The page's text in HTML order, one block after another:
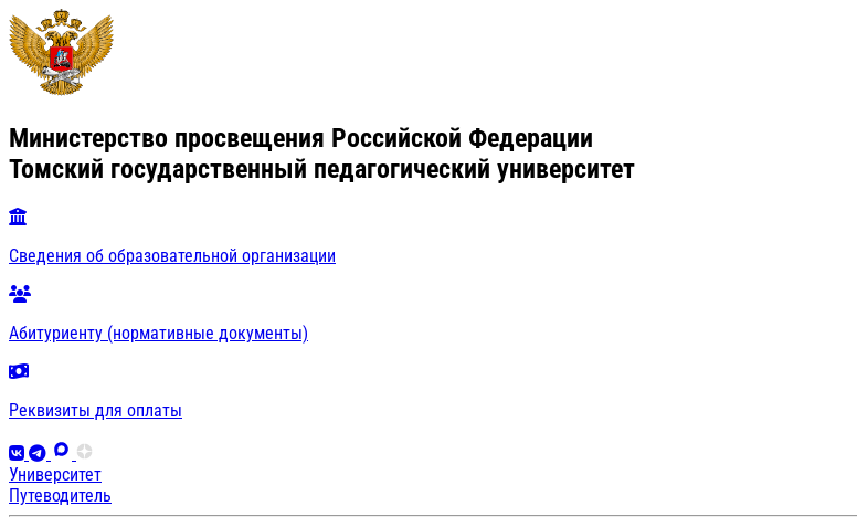
Министерство просвещения Российской Федерации
Томский государственный педагогический университет
Сведения об образовательной организации
Абитуриенту (нормативные документы)
Реквизиты для оплаты
Университет
Путеводитель